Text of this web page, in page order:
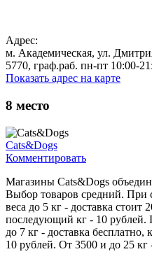
Адрес:
м. Академическая, ул.
5770, граф.раб. пн-пт 10:00-
Показать адрес на карте
8 место
Cats&Dogs
Комментировать
Магазины Cats&Dogs
Выбор товаров средний. При
веса до 5 кг - доставка стоит
последующий кг - 10 рублей.
до 7 кг - доставка
10 рублей. От 3500 и до 25 кг